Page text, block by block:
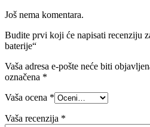
Još nema komentara.
Budite prvi koji će napisati recenziju
baterije“
Vaša adresa e-pošte neće biti
označena *
Vaša ocena *
Vaša recenzija *